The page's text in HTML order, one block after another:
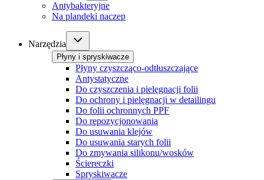
Antybakteryjne
Na plandeki naczep
Narzędzia
Płyny i spryskiwacze
Płyny czyszcząco-odtłuszczające
Antystatyczne
Do czyszczenia i pielęgnacji folii
Do ochrony i pielęgnacji w detailingu
Do folii ochronnych PPF
Do repozycjonowania
Do usuwania klejów
Do usuwania starych folii
Do zmywania silikonu/wosków
Ściereczki
Spryskiwacze